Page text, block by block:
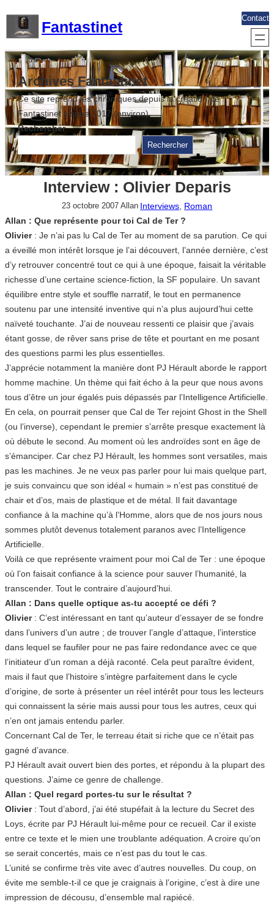
contenu
Fantastinet
Contact
Archives Fantastinet
Ce site reprend les chroniques depuis la création de
Fantastinet jusque 2017 (environ)
Rechercher
Rechercher
Interview : Olivier Deparis
23 octobre 2007 Allan Interviews Roman
Allan : Que représente pour toi Cal de Ter ?
Olivier : Je n’ai pas lu Cal de Ter au moment de sa parution. Ce qui
a éveillé mon intérêt lorsque je l’ai découvert, l’année dernière, c’est
d’y retrouver concentré tout ce qui à une époque, faisait la véritable
richesse d’une certaine science-fiction, la SF populaire. Un savant
équilibre entre style et souffle narratif, le tout en permanence
soutenu par une intensité inventive qui n’a plus aujourd’hui cette
naïveté touchante. J’ai de nouveau ressenti ce plaisir que j’avais
étant gosse, de rêver sans prise de tête et pourtant en me posant
des questions parmi les plus essentielles.
J’apprécie notamment la manière dont PJ Hérault aborde le rapport
homme machine. Un thème qui fait écho à la peur que nous avons
tous d’être un jour égalés puis dépassés par l’Intelligence Artificielle.
En cela, on pourrait penser que Cal de Ter rejoint Ghost in the Shell
(ou l’inverse), cependant le premier s’arrête presque exactement là
où débute le second. Au moment où les androïdes sont en âge de
s’émanciper. Car chez PJ Hérault, les hommes sont versatiles, mais
pas les machines. Je ne veux pas parler pour lui mais quelque part,
je suis convaincu que son idéal « humain » n’est pas constitué de
chair et d’os, mais de plastique et de métal. Il fait davantage
confiance à la machine qu’à l’Homme, alors que de nos jours nous
sommes plutôt devenus totalement paranos avec l’Intelligence
Artificielle.
Voilà ce que représente vraiment pour moi Cal de Ter : une époque
où l’on faisait confiance à la science pour sauver l’humanité, la
transcender. Tout le contraire d’aujourd’hui.
Allan : Dans quelle optique as-tu accepté ce défi ?
Olivier : C’est intéressant en tant qu’auteur d’essayer de se fondre
dans l’univers d’un autre ; de trouver l’angle d’attaque, l’interstice
dans lequel se faufiler pour ne pas faire redondance avec ce que
l’initiateur d’un roman a déjà raconté. Cela peut paraître évident,
mais il faut que l’histoire s’intègre parfaitement dans le cycle
d’origine, de sorte à présenter un réel intérêt pour tous les lecteurs
qui connaissent la série mais aussi pour tous les autres, ceux qui
n’en ont jamais entendu parler.
Concernant Cal de Ter, le terreau était si riche que ce n’était pas
gagné d’avance.
PJ Hérault avait ouvert bien des portes, et répondu à la plupart des
questions. J’aime ce genre de challenge.
Allan : Quel regard portes-tu sur le résultat ?
Olivier : Tout d’abord, j’ai été stupéfait à la lecture du Secret des
Loys, écrite par PJ Hérault lui-même pour ce recueil. Car il existe
entre ce texte et le mien une troublante adéquation. A croire qu’on
se serait concertés, mais ce n’est pas du tout le cas.
L’unité se confirme très vite avec d’autres nouvelles. Du coup, on
évite me semble-t-il ce que je craignais à l’origine, c’est à dire une
impression de décousu, d’ensemble mal rapiécé.